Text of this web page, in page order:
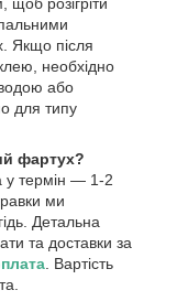
Якщо після
необхідно
або
для типу
фартух?
у термін — 1-2
ми
Детальна
та доставки за
. Вартість